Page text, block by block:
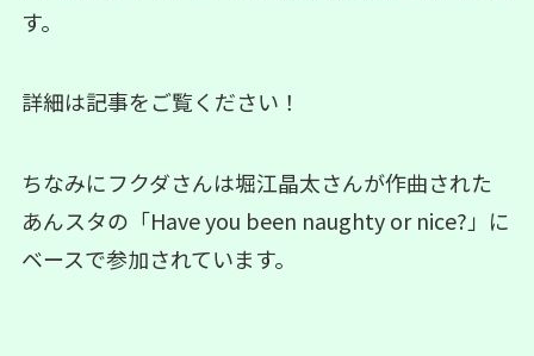
す。
詳細は記事をご覧ください！
ちなみにフクダさんは堀江晶太さんが作曲された
あんスタの「Have you been naughty or nice?」に
ベースで参加されています。